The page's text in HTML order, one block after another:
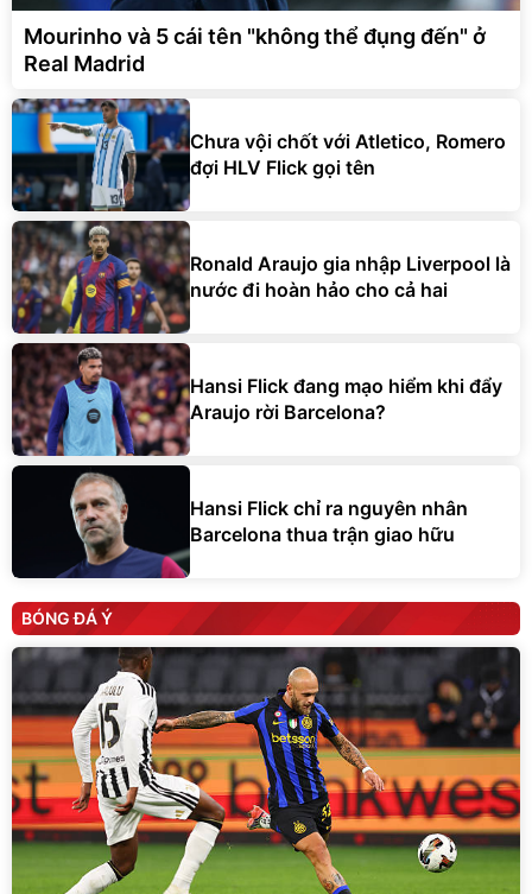
Mourinho và 5 cái tên "không thể đụng đến" ở
Real Madrid
Chưa vội chốt với Atletico, Romero
đợi HLV Flick gọi tên
Ronald Araujo gia nhập Liverpool là
nước đi hoàn hảo cho cả hai
Hansi Flick đang mạo hiểm khi đẩy
Araujo rời Barcelona?
Hansi Flick chỉ ra nguyên nhân
Barcelona thua trận giao hữu
BÓNG ĐÁ Ý